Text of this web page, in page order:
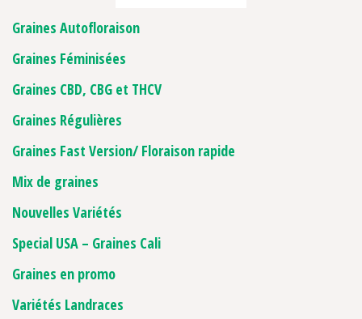
Graines Autofloraison
Graines Féminisées
Graines CBD, CBG et THCV
Graines Régulières
Graines Fast Version/ Floraison rapide
Mix de graines
Nouvelles Variétés
Special USA – Graines Cali
Graines en promo
Variétés Landraces